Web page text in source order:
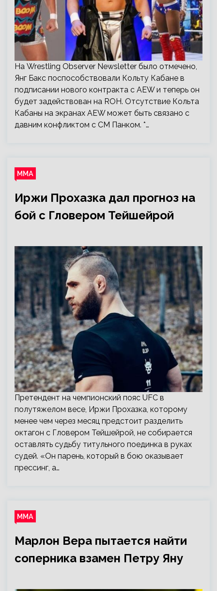
На Wrestling Observer Newsletter было отмечено,
Янг Бакс поспособствовали Кольту Кабане в
подписании нового контракта с AEW и теперь он
будет задействован на ROH. Отсутствие Кольта
Кабаны на экранах AEW может быть связано с
давним конфликтом с СМ Панком. *…
ММА
Иржи Прохазка дал прогноз на
бой с Гловером Тейшейрой
Претендент на чемпионский пояс UFC в
полутяжелом весе, Иржи Прохазка, которому
менее чем через месяц предстоит разделить
октагон с Гловером Тейшейрой, не собирается
оставлять судьбу титульного поединка в руках
судей. «Он парень, который в бою оказывает
прессинг, а…
ММА
Марлон Вера пытается найти
соперника взамен Петру Яну